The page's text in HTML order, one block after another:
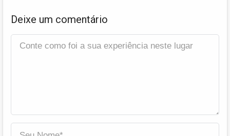
Deixe um comentário